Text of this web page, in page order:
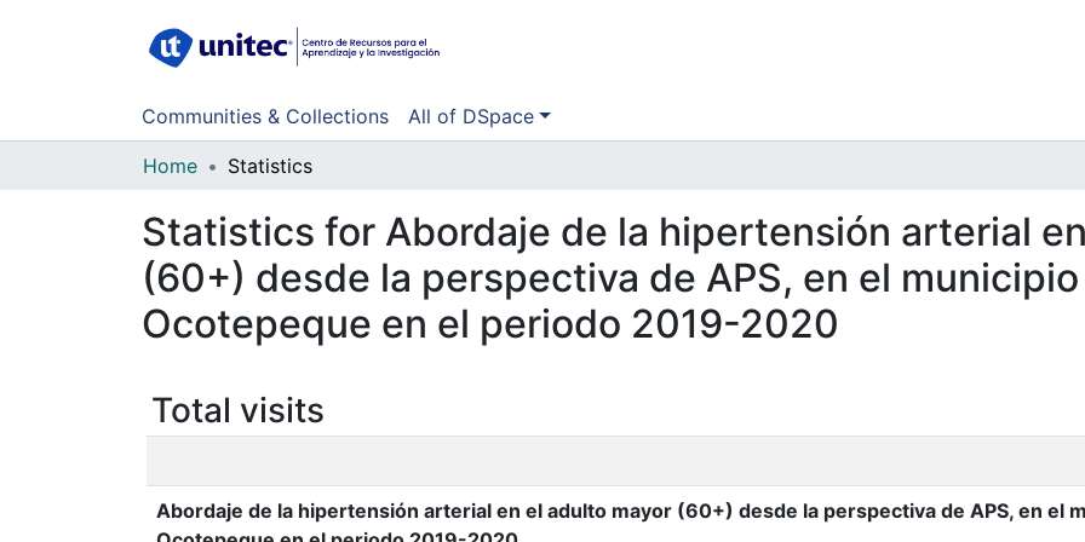
Communities & Collections All of DSpace
Home Statistics
Statistics for Abordaje de la hipertensión arterial
(60+) desde la perspectiva de APS, en el
Ocotepeque en el periodo 2019-2020
Total visits
Abordaje de la hipertensión arterial en el adulto mayor (60+) desde la perspectiva de APS, en el